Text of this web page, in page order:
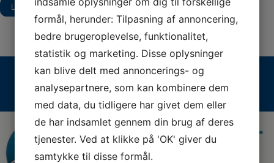
Læs mere
formål, herunder: Tilpasning af annoncering,
bedre brugeroplevelse, funktionalitet,
statistik og marketing. Disse oplysninger
kan blive delt med annoncerings- og
analysepartnere, som kan kombinere dem
med data, du tidligere har givet dem eller
de har indsamlet gennem din brug af deres
tjenester. Ved at klikke på 'OK' giver du
samtykke til disse formål.